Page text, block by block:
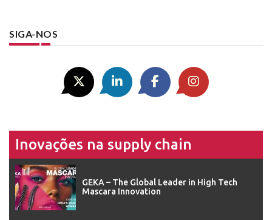
SIGA-NOS
Inovações na supply chain
GEKA – The Global Leader in High Tech
Mascara Innovation